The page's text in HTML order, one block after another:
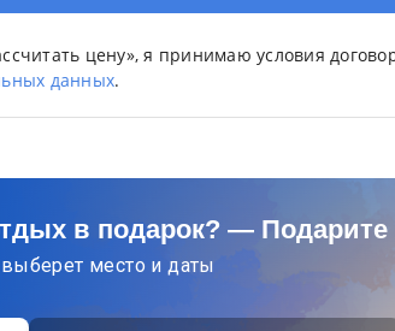
цену», я принимаю условия
данных.
в подарок? — Подарите
место и даты